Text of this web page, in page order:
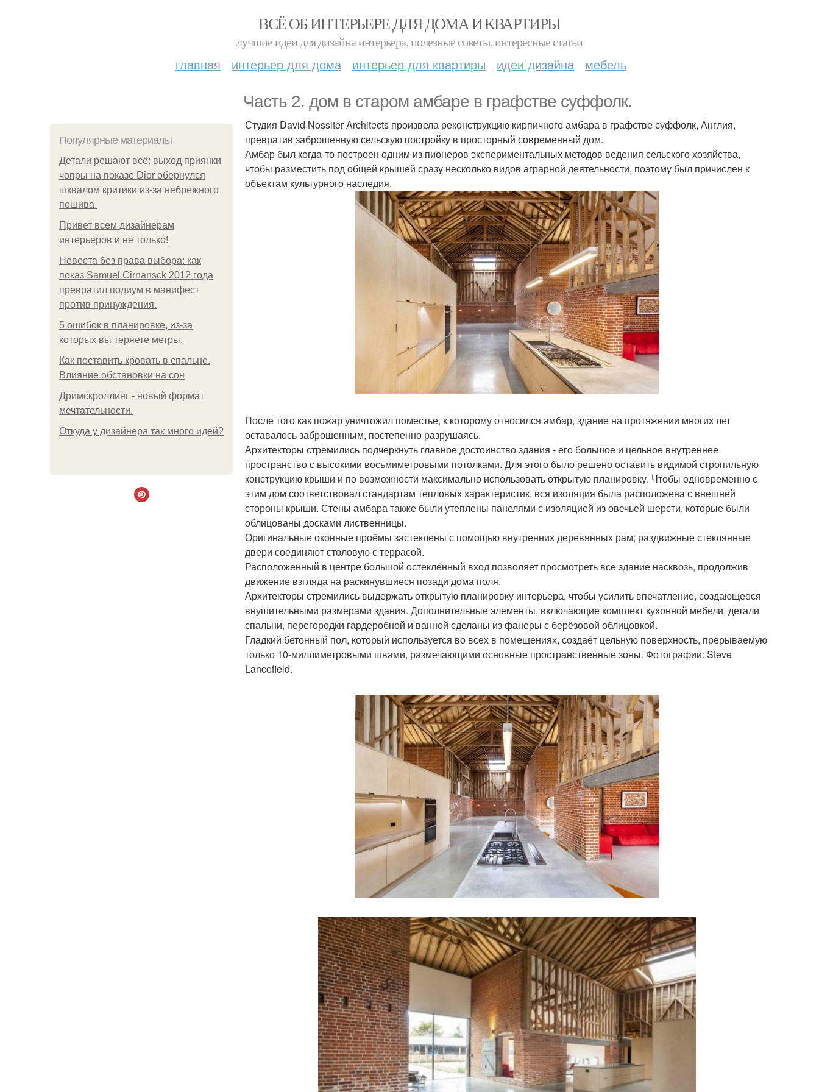
ВСЁ ОБ ИНТЕРЬЕРЕ ДЛЯ ДОМА И КВАРТИРЫ
лучшие идеи для дизайна интерьера, полезные советы, интересные статьи
главная интерьер для дома интерьер для квартиры идеи дизайна мебель
Часть 2. дом в старом амбаре в графстве суффолк.
Популярные материалы
Детали решают всё: выход приянки
чопры на показе Dior обернулся
шквалом критики из-за небрежного
пошива.
Привет всем дизайнерам
интерьеров и не только!
Невеста без права выбора: как
показ Samuel Cirnansck 2012 года
превратил подиум в манифест
против принуждения.
5 ошибок в планировке, из-за
которых вы теряете метры.
Как поставить кровать в спальне.
Влияние обстановки на сон
Дримскроллинг - новый формат
мечтательности.
Откуда у дизайнера так много идей?
Студия David Nossiter Architects произвела реконструкцию кирпичного амбара в графстве суффолк, Англия,
превратив заброшенную сельскую постройку в просторный современный дом.
Амбар был когда-то построен одним из пионеров экспериментальных методов ведения сельского хозяйства,
чтобы разместить под общей крышей сразу несколько видов аграрной деятельности, поэтому был причислен к
объектам культурного наследия.
После того как пожар уничтожил поместье, к которому относился амбар, здание на протяжении многих лет
оставалось заброшенным, постепенно разрушаясь.
Архитекторы стремились подчеркнуть главное достоинство здания - его большое и цельное внутреннее
пространство с высокими восьмиметровыми потолками. Для этого было решено оставить видимой стропильную
конструкцию крыши и по возможности максимально использовать открытую планировку. Чтобы одновременно с
этим дом соответствовал стандартам тепловых характеристик, вся изоляция была расположена с внешней
стороны крыши. Стены амбара также были утеплены панелями с изоляцией из овечьей шерсти, которые были
облицованы досками лиственницы.
Оригинальные оконные проёмы застеклены с помощью внутренних деревянных рам; раздвижные стеклянные
двери соединяют столовую с террасой.
Расположенный в центре большой остеклённый вход позволяет просмотреть все здание насквозь, продолжив
движение взгляда на раскинувшиеся позади дома поля.
Архитекторы стремились выдержать открытую планировку интерьера, чтобы усилить впечатление, создающееся
внушительными размерами здания. Дополнительные элементы, включающие комплект кухонной мебели, детали
спальни, перегородки гардеробной и ванной сделаны из фанеры с берёзовой облицовкой.
Гладкий бетонный пол, который используется во всех в помещениях, создаёт цельную поверхность, прерываемую
только 10-миллиметровыми швами, размечающими основные пространственные зоны. Фотографии: Steve
Lancefield.